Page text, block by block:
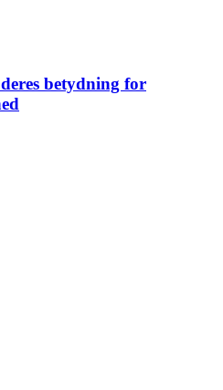
betydning for